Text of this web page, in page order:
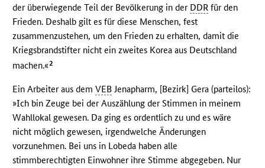
der überwiegende Teil der Bevölkerung in der DDR für den
Frieden. Deshalb gilt es für diese Menschen, fest
zusammenzustehen, um den Frieden zu erhalten, damit die
Kriegsbrandstifter nicht ein zweites Korea aus Deutschland
machen.«2
Ein Arbeiter aus demVEB Jenapharm, [Bezirk] Gera (parteilos):
»Ich bin Zeuge bei der Auszählung der Stimmen in meinem
Wahllokal gewesen. Da ging es ordentlich zu und es wäre
nicht möglich gewesen, irgendwelche Änderungen
vorzunehmen. Bei uns in Lobeda haben alle
stimmberechtigten Einwohner ihre Stimme abgegeben. Nur